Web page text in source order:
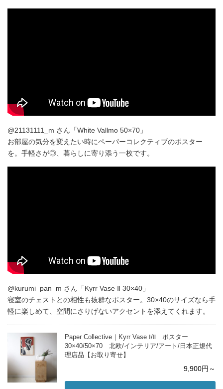
@21131111_m さん「White Vallmo 50×70」
お部屋の気分を変えたい時にペーパーコレクティブのポスター
を。手軽さが◎、暮らしに寄り添う一枚です。
@kurumi_pan_m さん「Kyrr Vase Ⅱ 30×40」
寝室のチェストとの相性も抜群なポスター。30×40のサイズなら手
軽に楽しめて、空間にさりげないアクセントを添えてくれます。
Paper Collective｜Kyrr Vase Ⅰ/Ⅱ ポスター
30×40/50×70 北欧/インテリア/アート/日本正規代
理店品【お取り寄せ】
9,900円～